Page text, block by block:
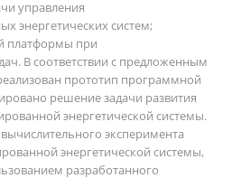
управления
энергетических систем;
платформы при
В соответствии с предложенным
прототип программной
решение задачи развития
энергетической системы.
эксперимента
энергетической системы,
разработанного